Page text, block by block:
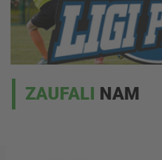
ZAUFALI NAM